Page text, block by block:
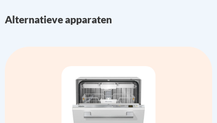
Alternatieve apparaten